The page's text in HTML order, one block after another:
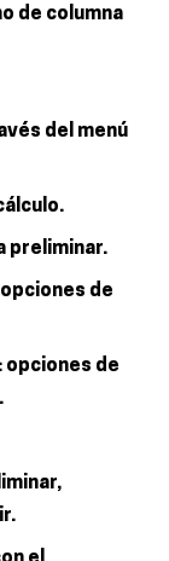
de columna
del menú
preliminar.
de
opciones de